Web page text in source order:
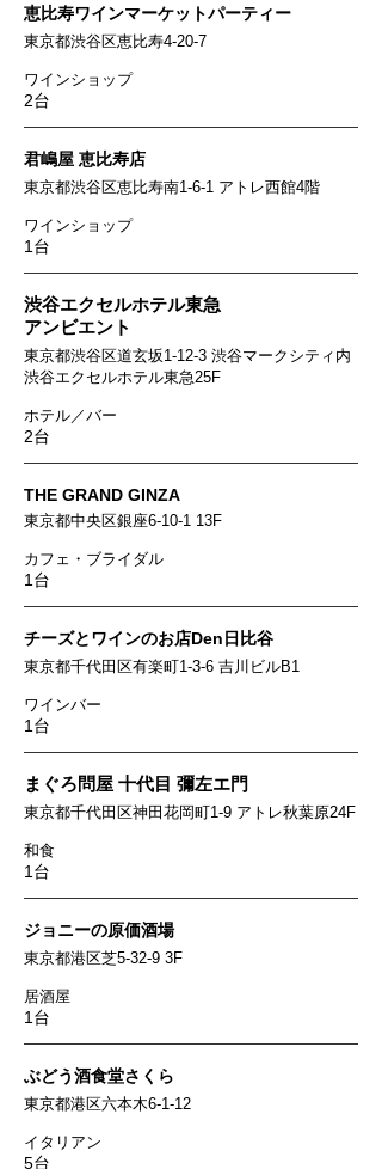
恵比寿ワインマーケットパーティー
東京都渋谷区恵比寿4-20-7
ワインショップ
2台
君嶋屋 恵比寿店
東京都渋谷区恵比寿南1-6-1 アトレ西館4階
ワインショップ
1台
渋谷エクセルホテル東急
アンビエント
東京都渋谷区道玄坂1-12-3 渋谷マークシティ内
渋谷エクセルホテル東急25F
​ホテル／バー
2台
THE GRAND GINZA
東京都中央区銀座6-10-1 13F
カフェ・ブライダル
1台
チーズとワインのお店Den日比谷
東京都千代田区有楽町1-3-6 吉川ビルB1
ワインバー
1台
まぐろ問屋 十代目 彌左エ門
東京都千代田区神田花岡町1-9 アトレ秋葉原24F
和食
1台
ジョニーの原価酒場
東京都港区芝5-32-9 3F
居酒屋
1台
ぶどう酒食堂さくら
東京都港区六本木6-1-12
イタリアン
5台